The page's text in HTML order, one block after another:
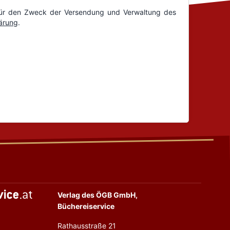
Verlag des ÖGB GmbH,
Büchereiservice
Rathausstraße 21